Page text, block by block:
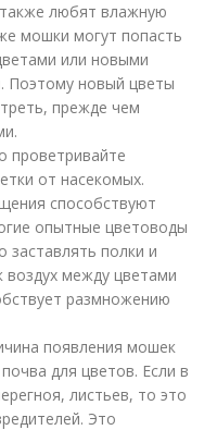
любят влажную
мошки могут попасть
или новыми
Поэтому новый цветы
прежде чем
проветривайте
от насекомых.
способствуют
опытные цветоводы
заставлять полки и
воздух между цветами
размножению
появления мошек
для цветов. Если в
листьев, то это
Это